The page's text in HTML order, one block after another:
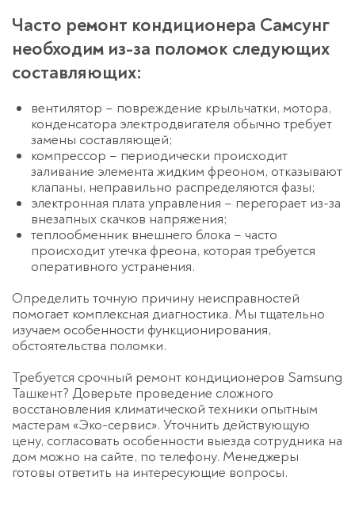
Часто ремонт кондиционера Самсунг
необходим из-за поломок следующих
составляющих:
вентилятор – повреждение крыльчатки, мотора,
конденсатора электродвигателя обычно требует
замены составляющей;
компрессор – периодически происходит
заливание элемента жидким фреоном, отказывают
клапаны, неправильно распределяются фазы;
электронная плата управления – перегорает из-за
внезапных скачков напряжения;
теплообменник внешнего блока – часто
происходит утечка фреона, которая требуется
оперативного устранения.
Определить точную причину неисправностей
помогает комплексная диагностика. Мы тщательно
изучаем особенности функционирования,
обстоятельства поломки.
Требуется срочный ремонт кондиционеров Samsung
Ташкент? Доверьте проведение сложного
восстановления климатической техники опытным
мастерам «Эко-сервис». Уточнить действующую
цену, согласовать особенности выезда сотрудника на
дом можно на сайте, по телефону. Менеджеры
готовы ответить на интересующие вопросы.